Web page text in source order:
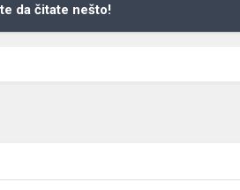
da čitate nešto!